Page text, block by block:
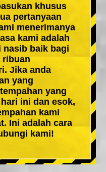
khusus
pertanyaan
menerimanya
kami adalah
nasib baik bagi
ribuan
Jika anda
yang
yang
ini dan esok,
kami
Ini adalah cara
kami!